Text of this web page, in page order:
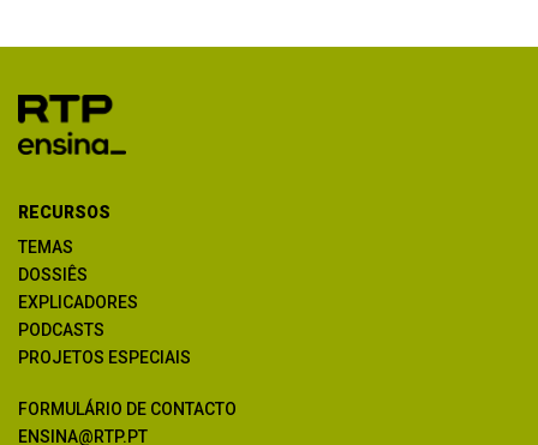
RECURSOS
TEMAS
DOSSIÊS
EXPLICADORES
PODCASTS
PROJETOS ESPECIAIS
FORMULÁRIO DE CONTACTO
ENSINA@RTP.PT